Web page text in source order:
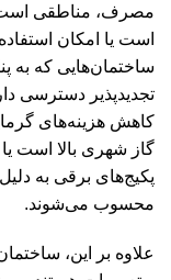
مصرف، مناطقی است
است یا امکان
ساختمان‌هایی که به
تجدیدپذیر دسترسی
کاهش هزینه‌های
گاز شهری بالا است
پکیج‌های برقی به
محسوب می‌شوند.
علاوه بر این،